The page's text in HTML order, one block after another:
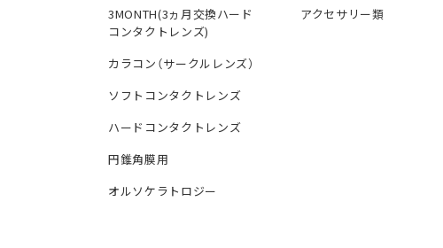
3MONTH(3ヵ月交換ハード
コンタクトレンズ)
カラコン（サークルレンズ）
ソフトコンタクトレンズ
ハードコンタクトレンズ
円錐角膜用
オルソケラトロジー
アクセサリー類